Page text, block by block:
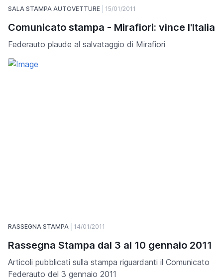
SALA STAMPA AUTOVETTURE 15/01/2011
Comunicato stampa - Mirafiori: vince l'Italia
Federauto plaude al salvataggio di Mirafiori
RASSEGNA STAMPA 14/01/2011
Rassegna Stampa dal 3 al 10 gennaio 2011
Articoli pubblicati sulla stampa riguardanti il Comunicato
Federauto del 3 gennaio 2011